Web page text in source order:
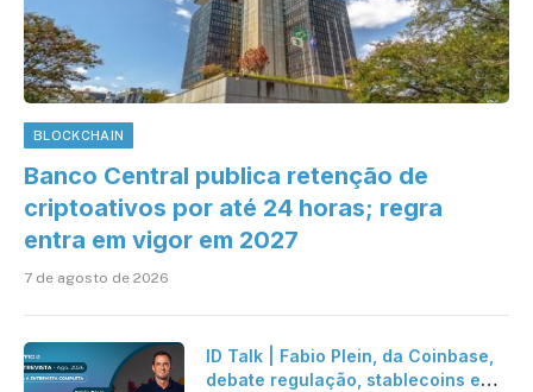
BLOCKCHAIN
Banco Central publica retenção de
criptoativos por até 24 horas; regra
entra em vigor em 2027
7 de agosto de 2026
ID Talk | Fabio Plein, da Coinbase,
debate regulação, stablecoins e